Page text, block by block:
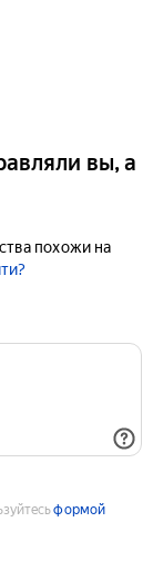
вы, а
похожи на
формой